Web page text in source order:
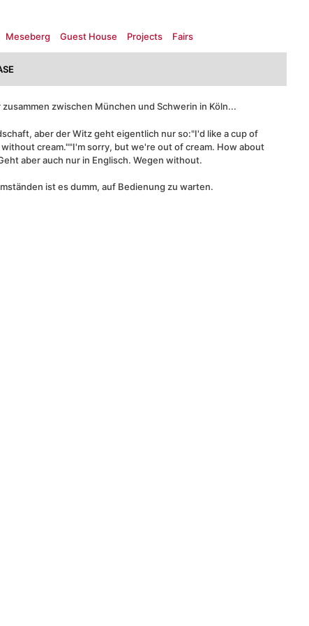
Meseberg Guest House Projects Fairs
zwischen München und Schwerin in Köln...
aber der Witz geht eigentlich nur so:"I'd like a cup of
cream.""I'm sorry, but we're out of cream. How about
aber auch nur in Englisch. Wegen without.
ist es dumm, auf Bedienung zu warten.